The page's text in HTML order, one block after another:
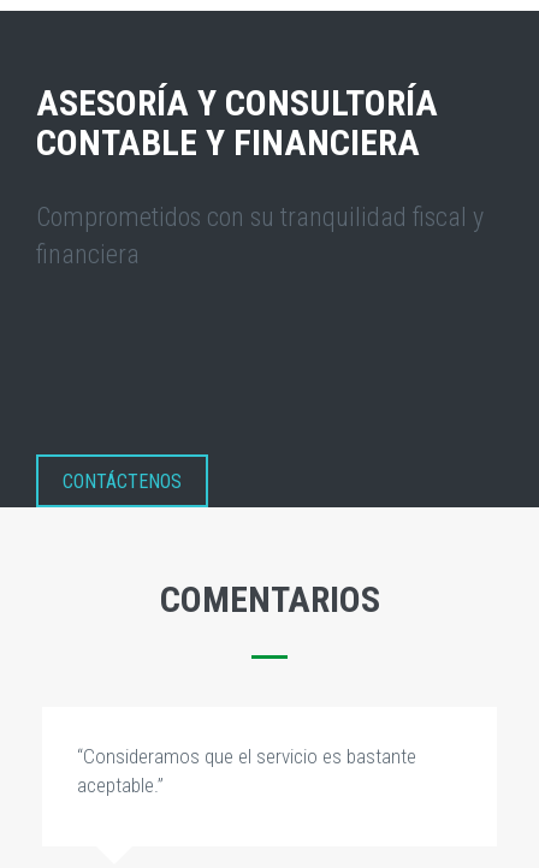
ASESORÍA Y CONSULTORÍA
CONTABLE Y FINANCIERA
Comprometidos con su tranquilidad fiscal y
financiera
CONTÁCTENOS
COMENTARIOS
“Consideramos que el servicio es bastante
aceptable.”